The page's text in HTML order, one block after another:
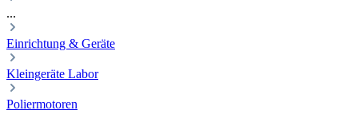
...
Einrichtung & Geräte
Kleingeräte Labor
Poliermotoren